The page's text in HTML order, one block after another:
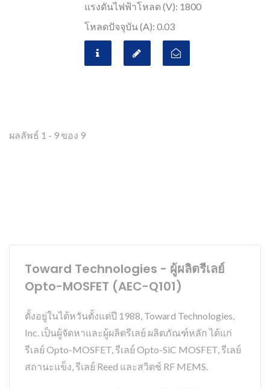
แรงดันไฟฟ้าโหลด (V): 1800
โหลดปัจจุบัน (A): 0.03
ผลลัพธ์ 1 - 9 ของ 9
Toward Technologies - ผู้ผลิตรีเลย์
Opto-MOSFET (AEC-Q101)
ตั้งอยู่ในไต้หวันตั้งแต่ปี 1988, Toward Technologies,
Inc. เป็นผู้จัดหาและผู้ผลิตรีเลย์ ผลิตภัณฑ์หลัก ได้แก่
รีเลย์ Opto-MOSFET, รีเลย์ Opto-SiC MOSFET, รีเลย์
สถานะแข็ง, รีเลย์ Reed และสวิตช์ RF MEMS.